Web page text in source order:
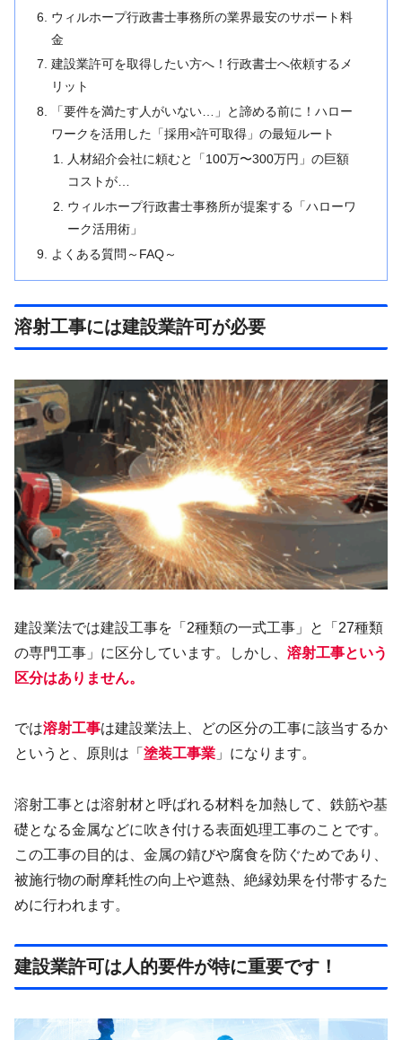
ウィルホープ行政書士事務所の業界最安のサポート料
金
建設業許可を取得したい方へ！行政書士へ依頼するメ
リット
「要件を満たす人がいない…」と諦める前に！ハロー
ワークを活用した「採用×許可取得」の最短ルート
人材紹介会社に頼むと「100万〜300万円」の巨額
コストが…
ウィルホープ行政書士事務所が提案する「ハローワ
ーク活用術」
よくある質問～FAQ～
溶射工事には建設業許可が必要
建設業法では建設工事を「2種類の一式工事」と「27種類
の専門工事」に区分しています。しかし、 溶射工事という
区分はありません。
では溶射工事は建設業法上、どの区分の工事に該当するか
というと、原則は「 塗装工事業 」になります。
溶射工事とは溶射材と呼ばれる材料を加熱して、鉄筋や基
礎となる金属などに吹き付ける表面処理工事のことです。
この工事の目的は、金属の錆びや腐食を防ぐためであり、
被施行物の耐摩耗性の向上や遮熱、絶縁効果を付帯するた
めに行われます。
建設業許可は人的要件が特に重要です！